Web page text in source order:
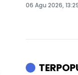
06 Agu 2026,